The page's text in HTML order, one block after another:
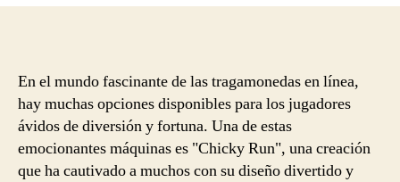
En el mundo fascinante de las tragamonedas en línea,
hay muchas opciones disponibles para los jugadores
ávidos de diversión y fortuna. Una de estas
emocionantes máquinas es "Chicky Run", una creación
que ha cautivado a muchos con su diseño divertido y